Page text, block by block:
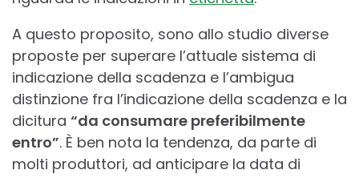
A questo proposito, sono allo studio diverse
proposte per superare l’attuale sistema di
indicazione della scadenza e l’ambigua
distinzione fra l’indicazione della scadenza e la
dicitura “da consumare preferibilmente
entro”. È ben nota la tendenza, da parte di
molti produttori, ad anticipare la data di